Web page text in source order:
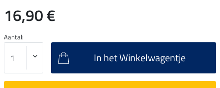
16,90 €
Aantal:
In het Winkelwagentje